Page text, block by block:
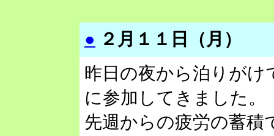
● ２月１１日（月）
昨日の夜から泊りがけ
に参加してきました。
先週からの疲労の蓄積